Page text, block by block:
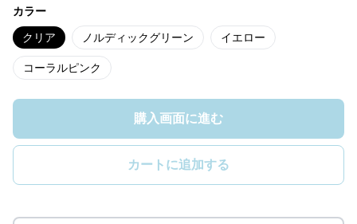
カラー
クリア ノルディックグリーン イエロー
コーラルピンク
購入画面に進む
カートに追加する